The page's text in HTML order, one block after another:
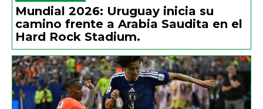
Mundial 2026: Uruguay inicia su
camino frente a Arabia Saudita en el
Hard Rock Stadium.